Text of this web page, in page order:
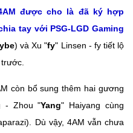
được cho là đã ký hợp
tay với PSG-LGD Gaming
) và Xu "fy" Linsen - fy tiết lộ
còn bổ sung thêm hai gương
- Zhou "Yang" Haiyang cùng
Dù vậy, 4AM vẫn chưa